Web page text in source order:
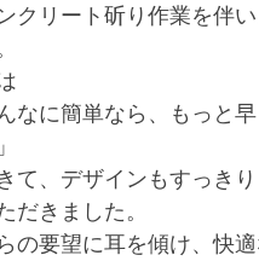
クリート斫り作業を伴
なに簡単なら、もっと
て、デザインもすっきり
だきました。
の要望に耳を傾け、快